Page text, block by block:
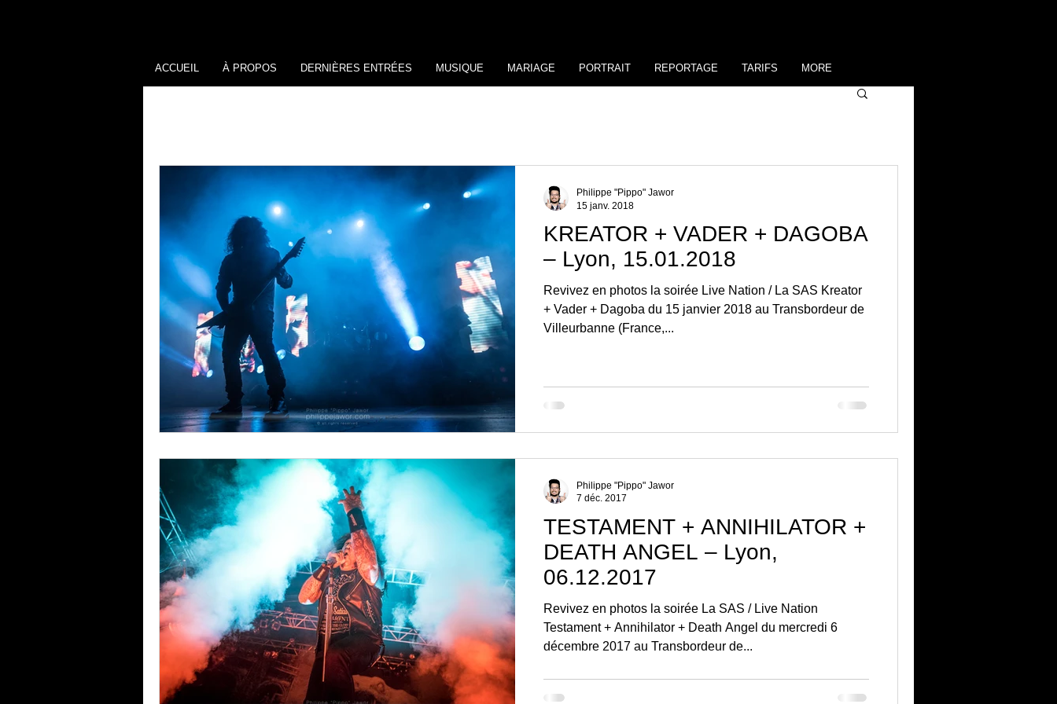
ACCUEIL À PROPOS DERNIÈRES ENTRÉES MUSIQUE MARIAGE PORTRAIT REPORTAGE TARIFS MORE
KREATOR + VADER + DAGOBA
– Lyon, 15.01.2018
Revivez en photos la soirée Live Nation / La SAS Kreator
+ Vader + Dagoba du 15 janvier 2018 au Transbordeur de
Villeurbanne (France,...
Philippe "Pippo" Jawor
15 janv. 2018
TESTAMENT + ANNIHILATOR +
DEATH ANGEL – Lyon,
06.12.2017
Revivez en photos la soirée La SAS / Live Nation
Testament + Annihilator + Death Angel du mercredi 6
décembre 2017 au Transbordeur de...
Philippe "Pippo" Jawor
7 déc. 2017